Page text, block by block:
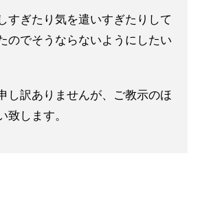
すぎたり気を遣いすぎたりして
のでそうならないようにしたい
し訳ありませんが、ご教示のほ
致します。